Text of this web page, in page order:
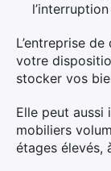
L’entreprise
votre
stocker vos
Elle peut aussi
mobiliers
étages élevés,